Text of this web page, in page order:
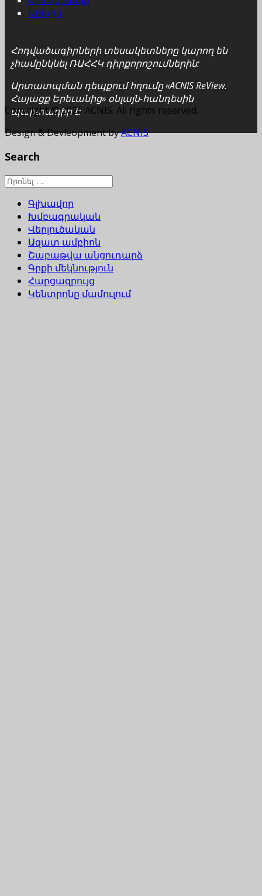
Արխիվ
Հոդվածագիրների տեսակետները կարող են
չհամընկնել ՌԱՀՀԿ դիրքորոշումներին:
Արտատպման դեպքում հղումը «ACNIS ReView.
Հայացք Երեւանից» օնլայն-հանդեսին
պարտադիր է:
Copyright © 2026 ACNIS. All rights reserved.
Design & Devleopment byACNIS
Search
Գլխավոր
Խմբագրական
Վերլուծական
Ազատ ամբիոն
Շաբաթվա անցուդարձ
Գրքի մեկնություն
Հարցազրույց
Կենտրոնը մամուլում